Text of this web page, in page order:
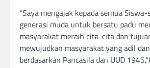
“Saya mengajak kepada semua
generasi muda untuk bersatu padu
masyarakat meraih cita-cita dan
mewujudkan masyarakat yang adil
berdasarkan Pancasila dan UUD